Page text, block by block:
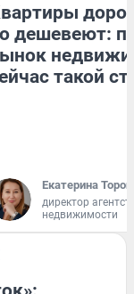
дешевеют:
такой
Екатерина
директор
недвижимости